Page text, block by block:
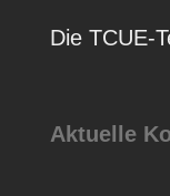
Die TCUE-
Aktuelle